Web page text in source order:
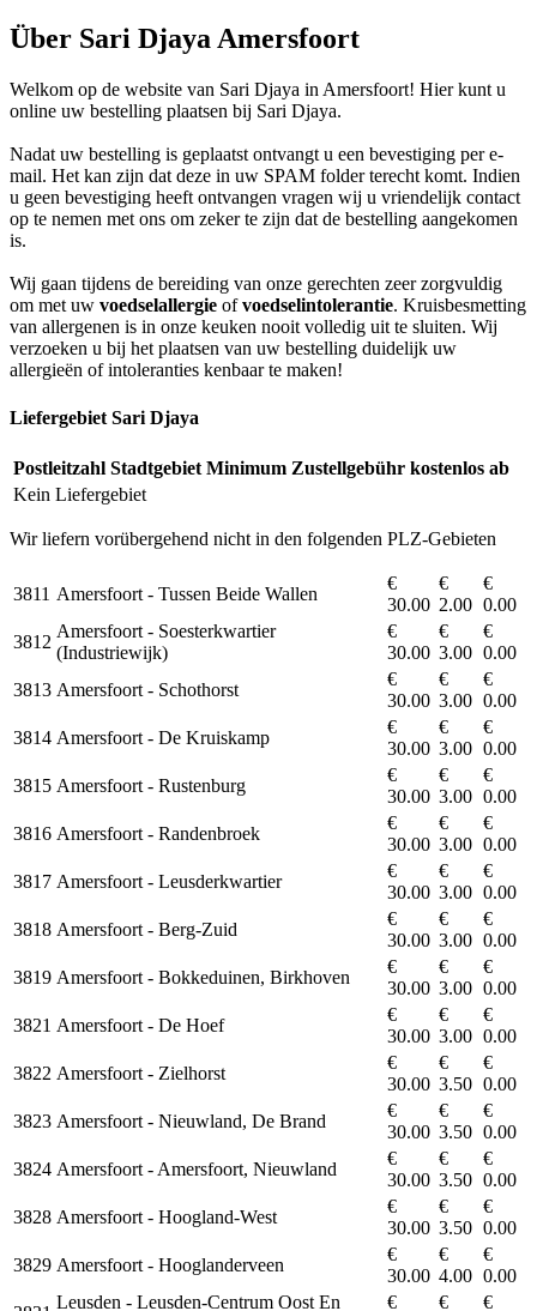
Über Sari Djaya Amersfoort
Welkom op de website van Sari Djaya in Amersfoort! Hier kunt u
online uw bestelling plaatsen bij Sari Djaya.
Nadat uw bestelling is geplaatst ontvangt u een bevestiging per e-
mail. Het kan zijn dat deze in uw SPAM folder terecht komt. Indien
u geen bevestiging heeft ontvangen vragen wij u vriendelijk contact
op te nemen met ons om zeker te zijn dat de bestelling aangekomen
is.
Wij gaan tijdens de bereiding van onze gerechten zeer zorgvuldig
om met uw voedselallergie ofvoedselintolerantie. Kruisbesmetting
van allergenen is in onze keuken nooit volledig uit te sluiten. Wij
verzoeken u bij het plaatsen van uw bestelling duidelijk uw
allergieën of intoleranties kenbaar te maken!
Liefergebiet Sari Djaya
Postleitzahl Stadtgebiet Minimum Zustellgebühr kostenlos ab
Kein Liefergebiet
Wir liefern vorübergehend nicht in den folgenden PLZ-Gebieten
3811 Amersfoort - Tussen Beide Wallen
€
30.00
€
2.00
€
0.00
3812
Amersfoort - Soesterkwartier
(Industriewijk)
€
30.00
€
3.00
€
0.00
3813 Amersfoort - Schothorst
€
30.00
€
3.00
€
0.00
3814 Amersfoort - De Kruiskamp
€
30.00
€
3.00
€
0.00
3815 Amersfoort - Rustenburg
€
30.00
€
3.00
€
0.00
3816 Amersfoort - Randenbroek
€
30.00
€
3.00
€
0.00
3817 Amersfoort - Leusderkwartier
€
30.00
€
3.00
€
0.00
3818 Amersfoort - Berg-Zuid
€
30.00
€
3.00
€
0.00
3819 Amersfoort - Bokkeduinen, Birkhoven
€
30.00
€
3.00
€
0.00
3821 Amersfoort - De Hoef
€
30.00
€
3.00
€
0.00
3822 Amersfoort - Zielhorst
€
30.00
€
3.50
€
0.00
3823 Amersfoort - Nieuwland, De Brand
€
30.00
€
3.50
€
0.00
3824 Amersfoort - Amersfoort, Nieuwland
€
30.00
€
3.50
€
0.00
3828 Amersfoort - Hoogland-West
€
30.00
€
3.50
€
0.00
3829 Amersfoort - Hooglanderveen
€
30.00
€
4.00
€
0.00
Leusden - Leusden-Centrum Oost En € € €